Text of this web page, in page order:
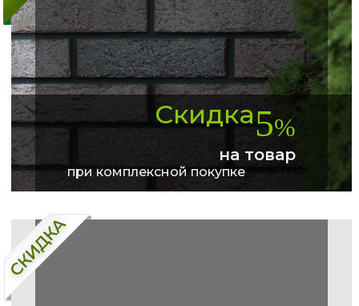
Скидка5%
на товар
при комплексной покупке